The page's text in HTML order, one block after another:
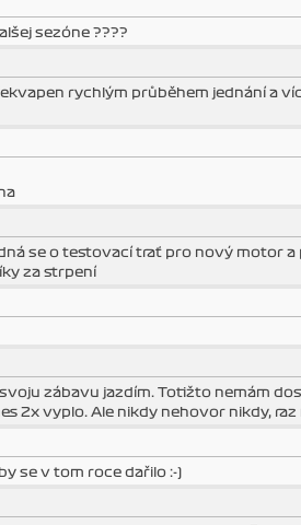
sezóne ????
rychlým průběhem jednání a
se o testovací trať pro nový motor a
za strpení
zábavu jazdím. Totižto nemám
2x vyplo. Ale nikdy nehovor nikdy, raz
se v tom roce dařilo :-)